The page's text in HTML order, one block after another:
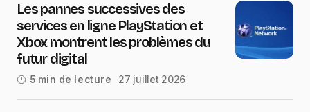
Les pannes successives des
services en ligne PlayStation et
Xbox montrent les problèmes du
futur digital
5 min de lecture 27 juillet 2026